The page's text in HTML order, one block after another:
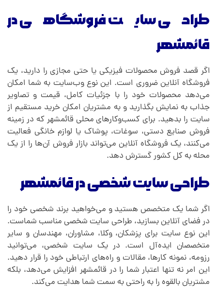
طراحی سایت فروشگاهی در
قائمشهر
اگر قصد فروش محصولات فیزیکی یا حتی مجازی را دارید، یک
فروشگاه آنلاین ضروری است. این نوع وب‌سایت به شما امکان
می‌دهد محصولات خود را با جزئیات کامل، قیمت و تصاویر
جذاب به نمایش بگذارید و به مشتریان امکان خرید مستقیم از
سایت را بدهید. برای کسب‌وکارهای محلی قائمشهر که در زمینه
فروش صنایع دستی، سوغات، پوشاک یا لوازم خانگی فعالیت
می‌کنند، یک فروشگاه آنلاین می‌تواند بازار فروش آن‌ها را از یک
محله به کل کشور گسترش دهد.
طراحی سایت شخصی در قائمشهر
اگر شما یک متخصص هستید و می‌خواهید برند شخصی خود را
در فضای آنلاین بسازید، طراحی سایت شخصی مناسب شماست.
این نوع سایت برای پزشکان، وکلا، مشاوران، مهندسان و سایر
متخصصان ایده‌آل است. در یک سایت شخصی، می‌توانید
رزومه، نمونه کارها، مقالات و راه‌های ارتباطی خود را قرار دهید.
این امر نه تنها اعتبار شما را در قائمشهر افزایش می‌دهد، بلکه
مشتریان بالقوه را به راحتی به سمت شما هدایت می‌کند.